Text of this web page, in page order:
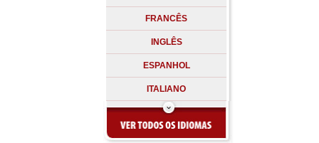
FRANCÊS
INGLÊS
ESPANHOL
ITALIANO